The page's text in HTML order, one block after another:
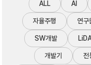
ALL AI
자율주행 연구
SW개발
개발기 전